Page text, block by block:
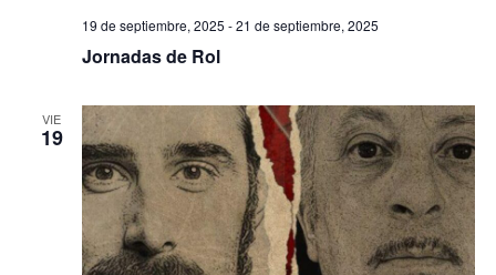
Jornadas de Rol
19 de septiembre, 2025 -21 de septiembre, 2025
VIE
19